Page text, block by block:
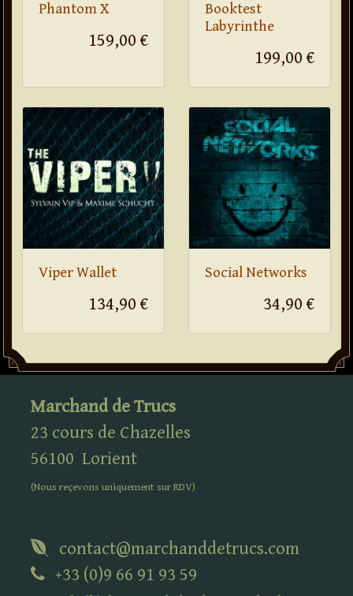
Phantom X
159,00 €
Booktest
Labyrinthe
199,00 €
Viper Wallet
134,90 €
Social Networks
34,90 €
Marchand de Trucs
23 cours de Chazelles
56100 Lorient
(Nous reçevons uniquement surRDV)
contact@marchanddetrucs.com
+33 (0)9 66 91 93 59